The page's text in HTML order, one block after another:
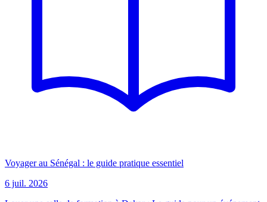
Voyager au Sénégal : le guide pratique essentiel
6 juil. 2026